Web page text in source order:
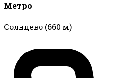
Метро
Солнцево (660 м)